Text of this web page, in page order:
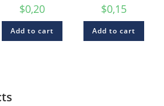
$0,20
Add to cart
$0,15
Add to cart